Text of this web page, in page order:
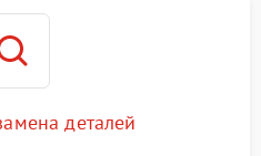
деталей